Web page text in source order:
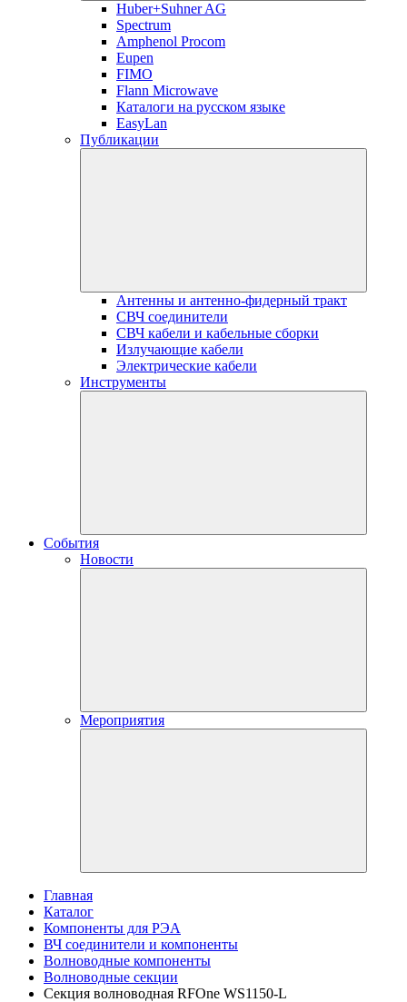
Huber+Suhner AG
Spectrum
Amphenol Procom
Eupen
FIMO
Flann Microwave
Каталоги на русском языке
EasyLan
Публикации
Антенны и антенно-фидерный тракт
СВЧ соединители
СВЧ кабели и кабельные сборки
Излучающие кабели
Электрические кабели
Инструменты
События
Новости
Мероприятия
Главная
Каталог
Компоненты для РЭА
ВЧ соединители и компоненты
Волноводные компоненты
Волноводные секции
Секция волноводная RFOne WS1150-L